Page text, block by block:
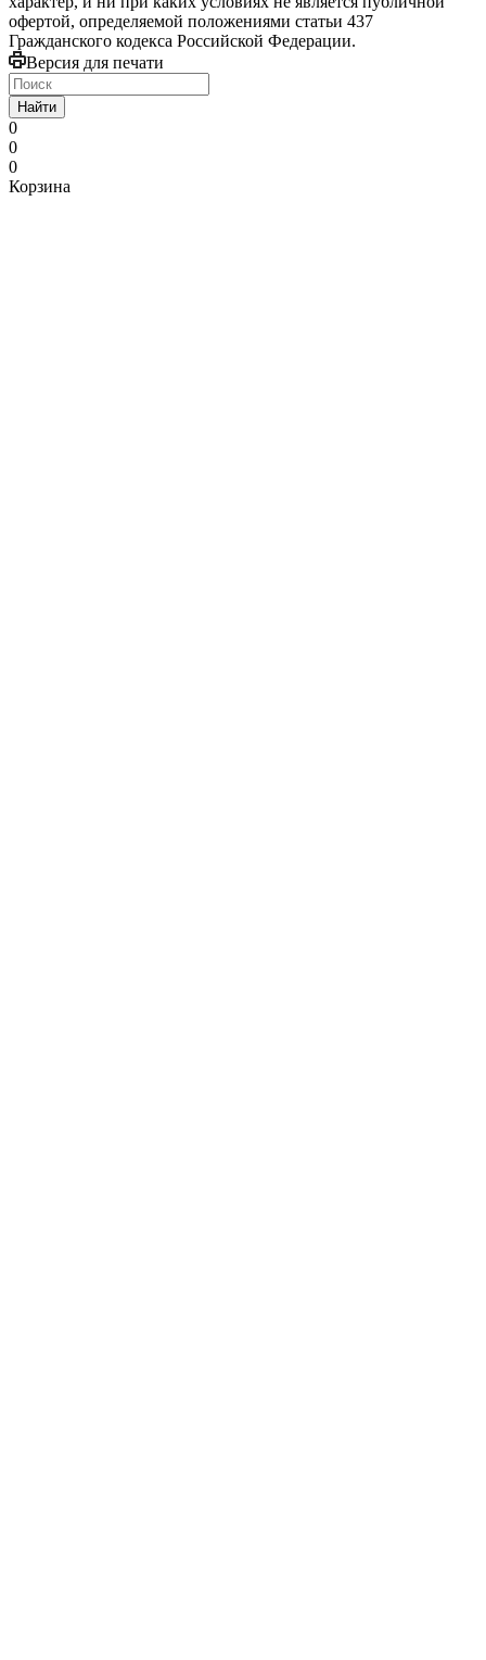
офертой, определяемой положениями статьи 437
Гражданского кодекса Российской Федерации.
Версия для печати
Найти
0
0
0
Корзина